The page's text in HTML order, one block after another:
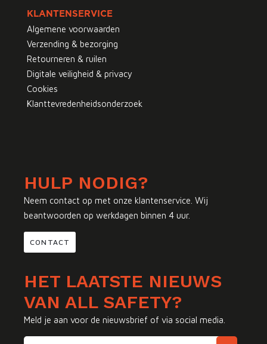
KLANTENSERVICE
Algemene voorwaarden
Verzending & bezorging
Retourneren & ruilen
Digitale veiligheid & privacy
Cookies
Klanttevredenheidsonderzoek
HULP NODIG?
Neem contact op met onze klantenservice. Wij
beantwoorden op werkdagen binnen 4 uur.
CONTACT
HET LAATSTE NIEUWS
VAN ALL SAFETY?
Meld je aan voor de nieuwsbrief of via social media.